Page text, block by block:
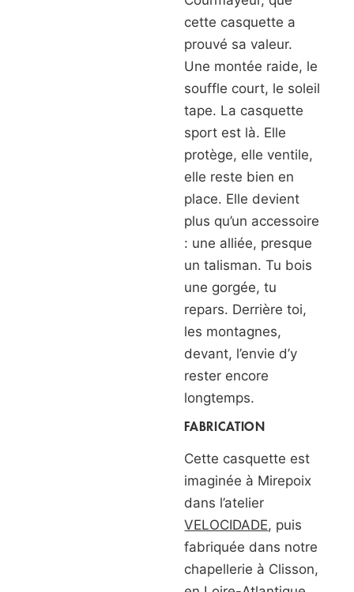
cette casquette a
prouvé sa valeur.
Une montée raide, le
souffle court, le soleil
tape. La casquette
sport est là. Elle
protège, elle ventile,
elle reste bien en
place. Elle devient
plus qu’un accessoire
: une alliée, presque
un talisman. Tu bois
une gorgée, tu
repars. Derrière toi,
les montagnes,
devant, l’envie d’y
rester encore
longtemps.
FABRICATION
Cette casquette est
imaginée à Mirepoix
dans l’atelier
VELOCIDADE, puis
fabriquée dans notre
chapellerie à Clisson,